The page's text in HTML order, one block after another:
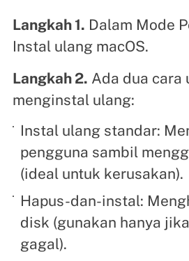
Langkah 1. Dalam Mode
Instal ulang macOS.
Langkah 2. Ada dua cara
menginstal ulang:
Instal ulang standar:
pengguna sambil
(ideal untuk kerusakan).
Hapus-dan-instal:
disk (gunakan hanya
gagal).